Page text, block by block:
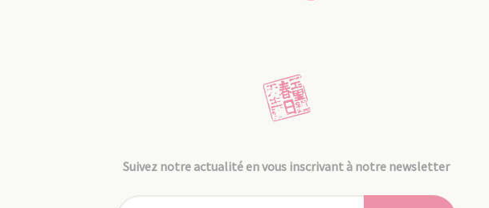
Suivez notre actualité en vous inscrivant à notre newsletter